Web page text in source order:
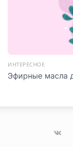
ИНТЕРЕСНОЕ
Эфирные масла